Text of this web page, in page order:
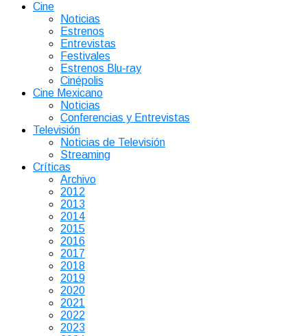
Cine
Noticias
Estrenos
Entrevistas
Festivales
Estrenos Blu-ray
Cinépolis
Cine Mexicano
Noticias
Conferencias y Entrevistas
Televisión
Noticias de Televisión
Streaming
Críticas
Archivo
2012
2013
2014
2015
2016
2017
2018
2019
2020
2021
2022
2023